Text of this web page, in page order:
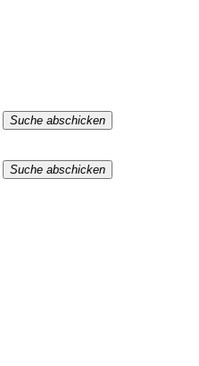
Suche abschicken
Suche abschicken